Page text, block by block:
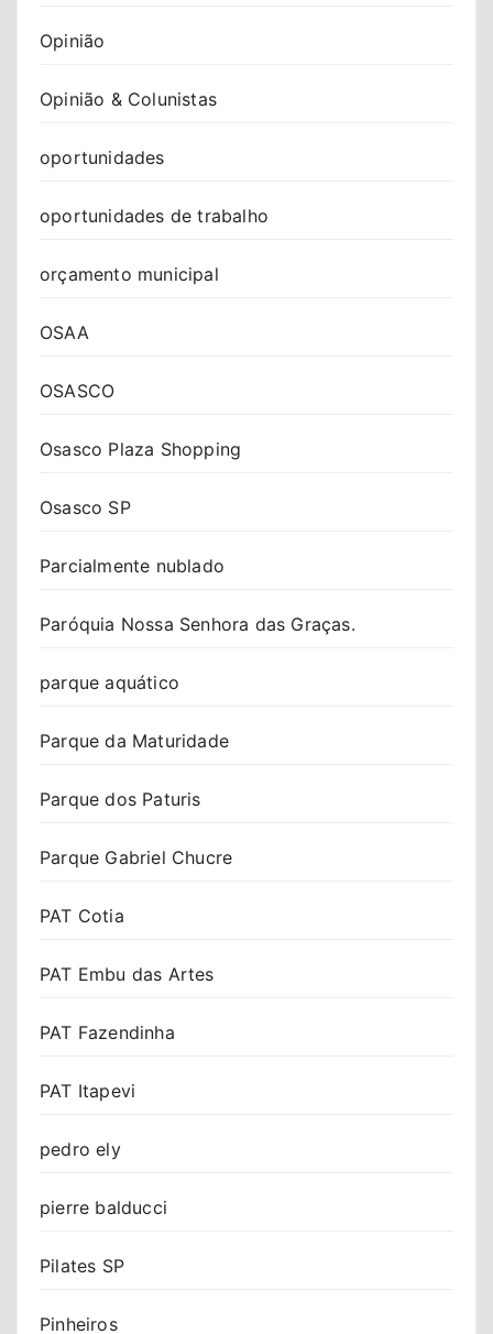
Opinião
Opinião & Colunistas
oportunidades
oportunidades de trabalho
orçamento municipal
OSAA
OSASCO
Osasco Plaza Shopping
Osasco SP
Parcialmente nublado
Paróquia Nossa Senhora das Graças.
parque aquático
Parque da Maturidade
Parque dos Paturis
Parque Gabriel Chucre
PAT Cotia
PAT Embu das Artes
PAT Fazendinha
PAT Itapevi
pedro ely
pierre balducci
Pilates SP
Pinheiros